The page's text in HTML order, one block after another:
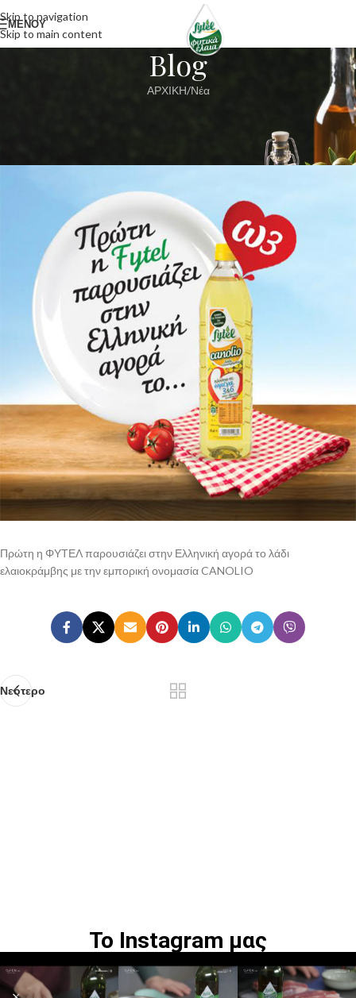
Skip to navigation
Skip to main content
ΜΕΝΟΥ
Blog
ΑΡΧΙΚΗ Νέα
Πρώτη η ΦΥΤΕΛ παρουσιάζει στην Ελληνική αγορά το λάδι
ελαιοκράμβης με την εμπορική ονομασία CANOLIO
Νεότερο
Το Instagram μας